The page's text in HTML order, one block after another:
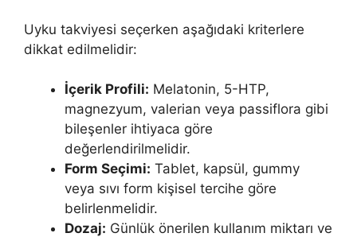
Uyku takviyesi seçerken aşağıdaki kriterlere
dikkat edilmelidir:
İçerik Profili: Melatonin, 5-HTP,
magnezyum, valerian veya passiflora gibi
bileşenler ihtiyaca göre
değerlendirilmelidir.
Form Seçimi: Tablet, kapsül, gummy
veya sıvı form kişisel tercihe göre
belirlenmelidir.
Dozaj: Günlük önerilen kullanım miktarı ve